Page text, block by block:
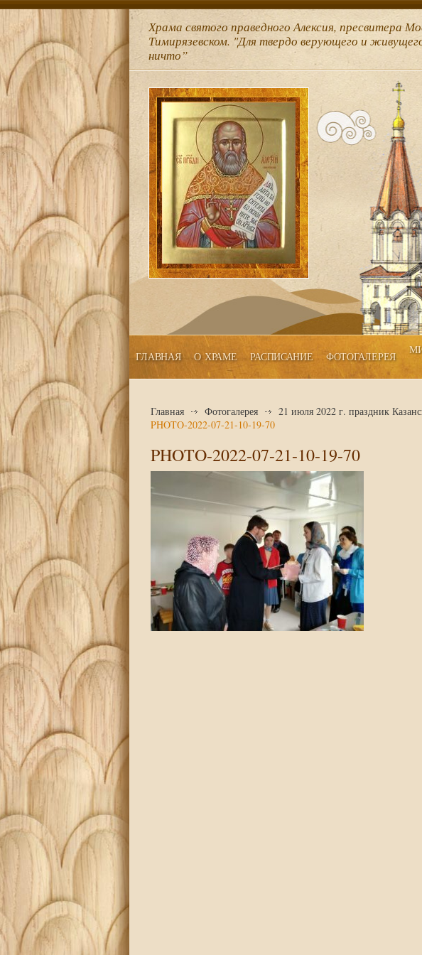
Храма святого праведного Алексия, пресвитера
Тимирязевском. "Для твердо верующего и
ничто”
ГЛАВНАЯ О ХРАМЕ РАСПИСАНИЕ ФОТОГАЛЕРЕЯ
Главная Фотогалерея
21 июля 2022 г. праздник
PHOTO-2022-07-21-10-19-70
PHOTO-2022-07-21-10-19-70